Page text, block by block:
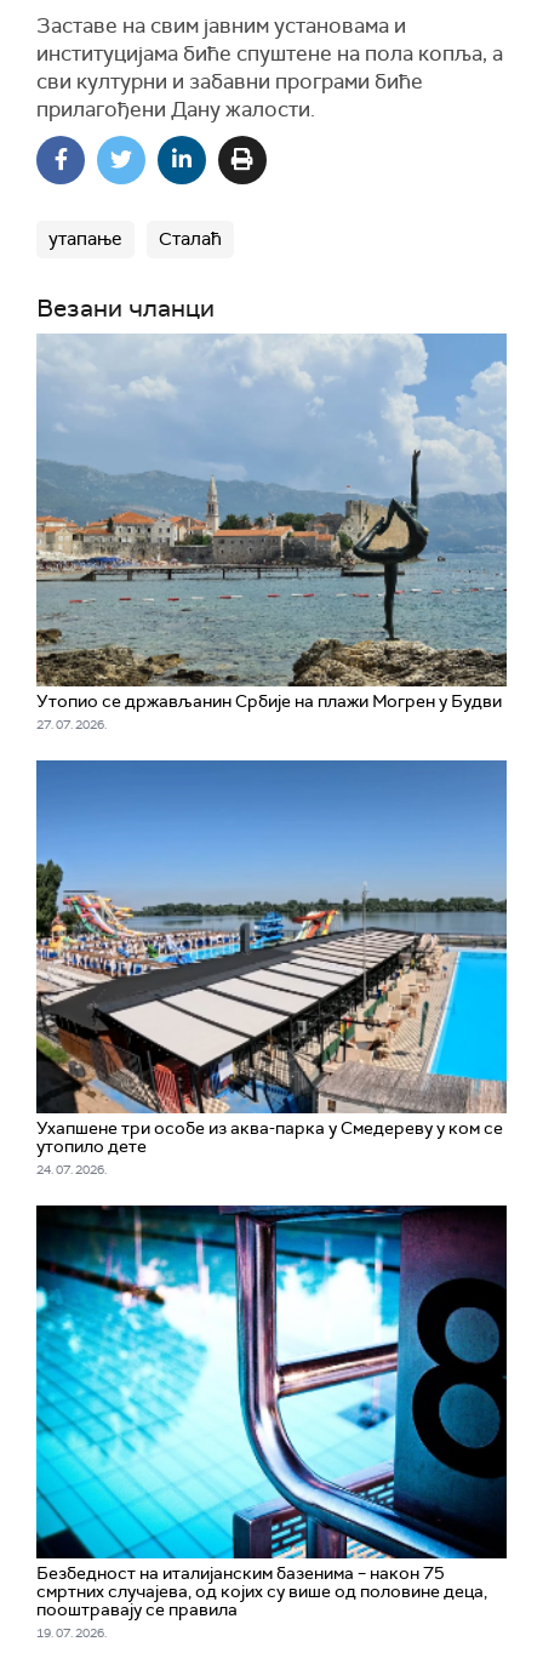
Заставе на свим јавним установама и
институцијама биће спуштене на пола копља, а
сви културни и забавни програми биће
прилагођени Дану жалости.
утапање Сталаћ
Везани чланци
Утопио се држављанин Србије на плажи Могрен у Будви
27. 07. 2026.
Ухапшене три особе из аква-парка у Смедереву у ком се
утопило дете
24. 07. 2026.
Безбедност на италијанским базенима – након 75
смртних случајева, од којих су више од половине деца,
пооштравају се правила
19. 07. 2026.